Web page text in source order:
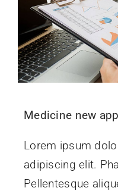
Medicine new
Lorem ipsum
adipiscing elit.
Pellentesque